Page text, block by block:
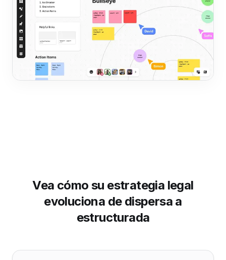
Vea cómo su estrategia legal
evoluciona de dispersa a
estructurada